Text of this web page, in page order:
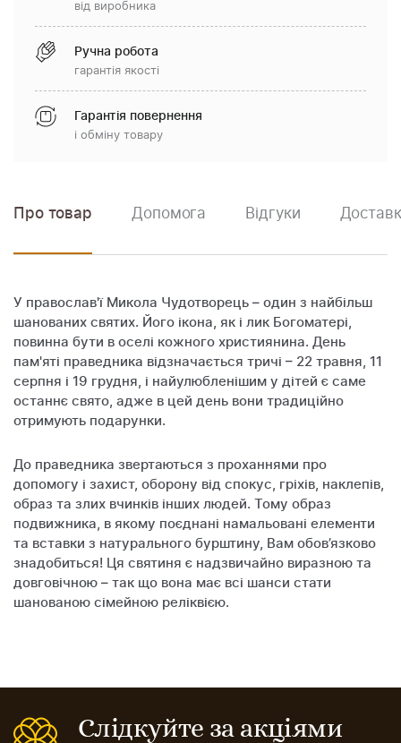
від виробника
Ручна робота
гарантія якості
Гарантія повернення
і обміну товару
Про товар Допомога Відгуки
У православ'ї Микола Чудотворець – один з найбільш
шанованих святих. Його ікона, як і лик Богоматері,
повинна бути в оселі кожного християнина. День
пам'яті праведника відзначається тричі – 22 травня, 11
серпня і 19 грудня, і найулюбленішим у дітей є саме
останнє свято, адже в цей день вони традиційно
отримують подарунки.
До праведника звертаються з проханнями про
допомогу і захист, оборону від спокус, гріхів, наклепів,
образ та злих вчинків інших людей. Тому образ
подвижника, в якому поєднані намальовані елементи
та вставки з натурального бурштину, Вам обов’язково
знадобиться! Ця святиня є надзвичайно виразною та
довговічною – так що вона має всі шанси стати
шанованою сімейною реліквією.
Слідкуйте за акціями